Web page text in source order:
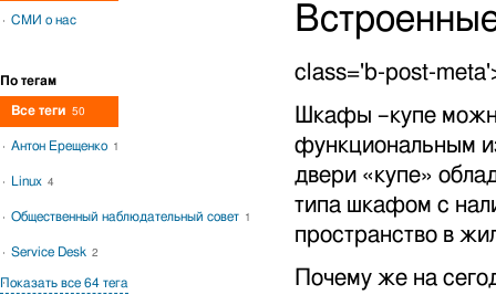
class='b-post-
Шкафы –купе
функциональным
двери «купе»
типа шкафом с
пространство в
Почему же на
СМИ о нас
По тегам
Все теги 50
Антон Ерещенко 1
Linux 4
Общественный наблюдательный совет 1
Service Desk 2
Показать все 64 тега